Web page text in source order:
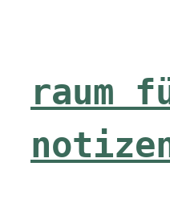
raum